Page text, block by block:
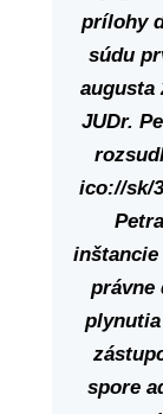
prílohy
súdu
augusta
JUDr.
ico://sk/
inštancie
právne
spore